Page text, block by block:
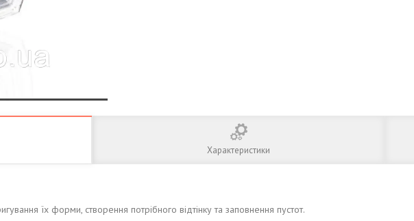
Характеристики
їх форми, створення потрібного відтінку та заповнення пустот.